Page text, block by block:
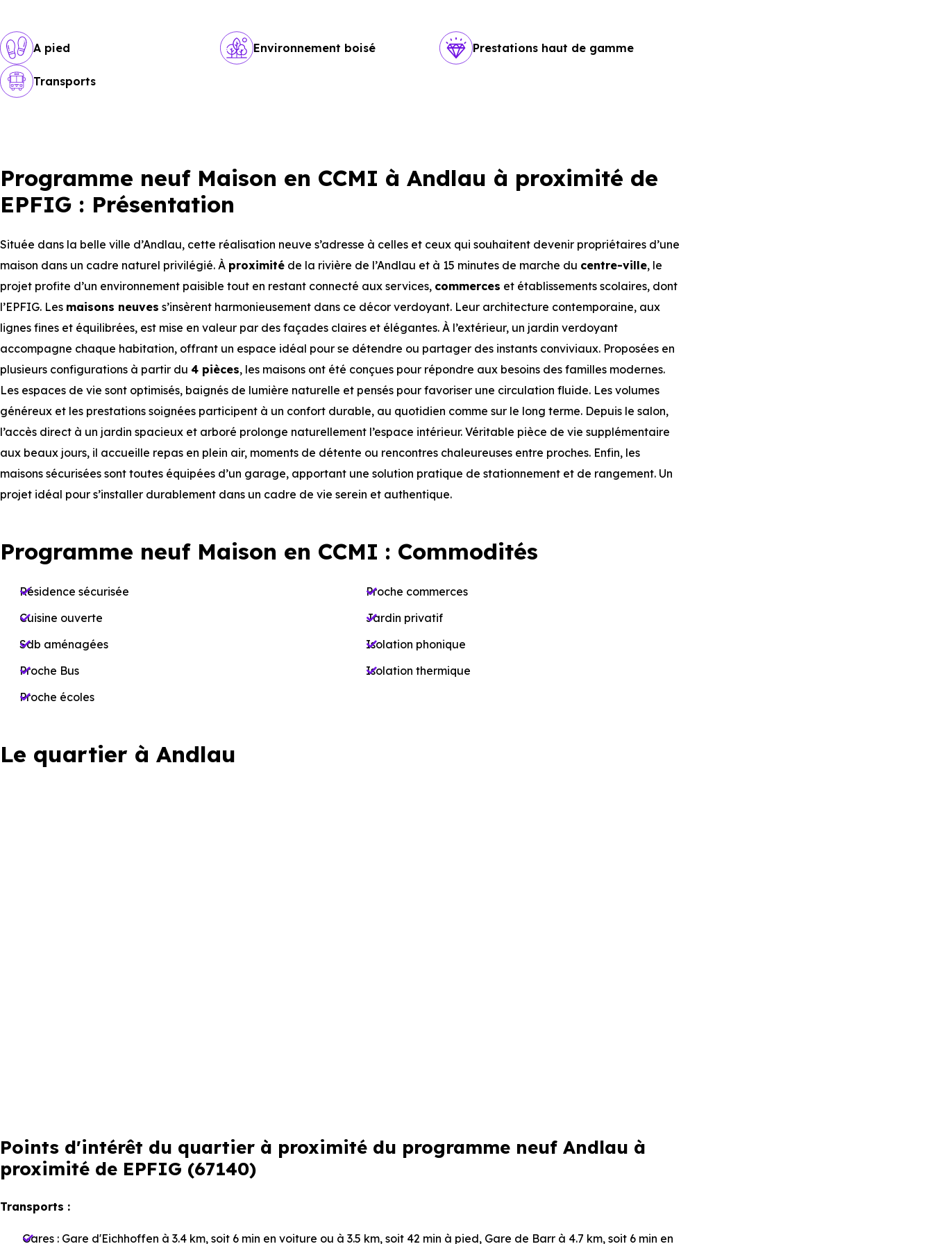
A pied Environnement boisé Prestations haut de gamme
Transports
Programme neuf Maison en CCMI à Andlau à proximité de
EPFIG : Présentation
Située dans la belle ville d’Andlau, cette réalisation neuve s’adresse à celles et ceux qui souhaitent devenir propriétaires d’une
maison dans un cadre naturel privilégié. À proximité de la rivière de l’Andlau et à 15 minutes de marche du centre-ville, le
projet profite d’un environnement paisible tout en restant connecté aux services, commerces et établissements scolaires, dont
l’EPFIG. Les maisons neuves s’insèrent harmonieusement dans ce décor verdoyant. Leur architecture contemporaine, aux
lignes fines et équilibrées, est mise en valeur par des façades claires et élégantes. À l’extérieur, un jardin verdoyant
accompagne chaque habitation, offrant un espace idéal pour se détendre ou partager des instants conviviaux. Proposées en
plusieurs configurations à partir du 4 pièces, les maisons ont été conçues pour répondre aux besoins des familles modernes.
Les espaces de vie sont optimisés, baignés de lumière naturelle et pensés pour favoriser une circulation fluide. Les volumes
généreux et les prestations soignées participent à un confort durable, au quotidien comme sur le long terme. Depuis le salon,
l’accès direct à un jardin spacieux et arboré prolonge naturellement l’espace intérieur. Véritable pièce de vie supplémentaire
aux beaux jours, il accueille repas en plein air, moments de détente ou rencontres chaleureuses entre proches. Enfin, les
maisons sécurisées sont toutes équipées d’un garage, apportant une solution pratique de stationnement et de rangement. Un
projet idéal pour s’installer durablement dans un cadre de vie serein et authentique.
Programme neuf Maison en CCMI : Commodités
Résidence sécurisée
Cuisine ouverte
Sdb aménagées
Proche Bus
Proche écoles
Proche commerces
Jardin privatif
Isolation phonique
Isolation thermique
Le quartier à Andlau
Points d'intérêt du quartier à proximité du programme neuf Andlau à
proximité de EPFIG (67140)
Transports :
Gares : Gare d'Eichhoffen à 3.4 km, soit 6 min en voiture ou à 3.5 km, soit 42 min à pied, Gare de Barr à 4.7 km, soit 6 min en